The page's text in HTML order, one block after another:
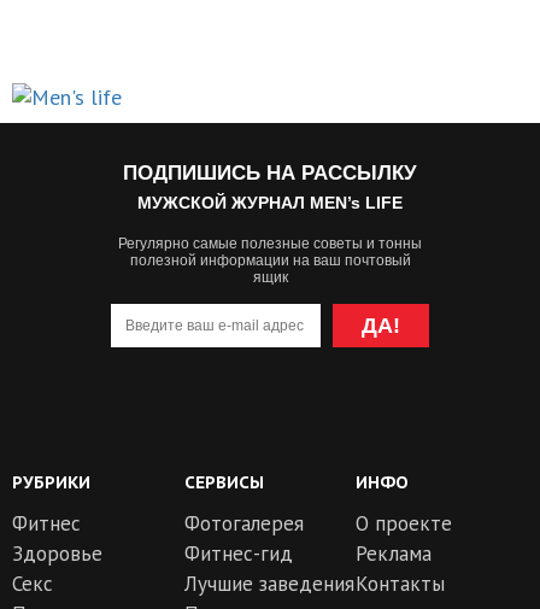
ПОДПИШИСЬ НА РАССЫЛКУ
МУЖСКОЙ ЖУРНАЛ MEN’s LIFE
Регулярно самые полезные советы и тонны
полезной информации на ваш почтовый
ящик
ДА!
РУБРИКИ
Фитнес
Здоровье
Секс
СЕРВИСЫ
Фотогалерея
Фитнес-гид
Лучшие заведения
ИНФО
О проекте
Реклама
Контакты